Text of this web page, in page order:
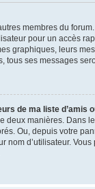
membres du
pour un accès
graphiques, leurs
tous ses messages
de ma liste d’amis
deux manières. Dans
Ou, depuis votre
nom d’utilisateur.